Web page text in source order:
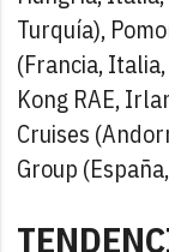
Turquía),
(Francia,
Kong RAE,
Cruises
Group